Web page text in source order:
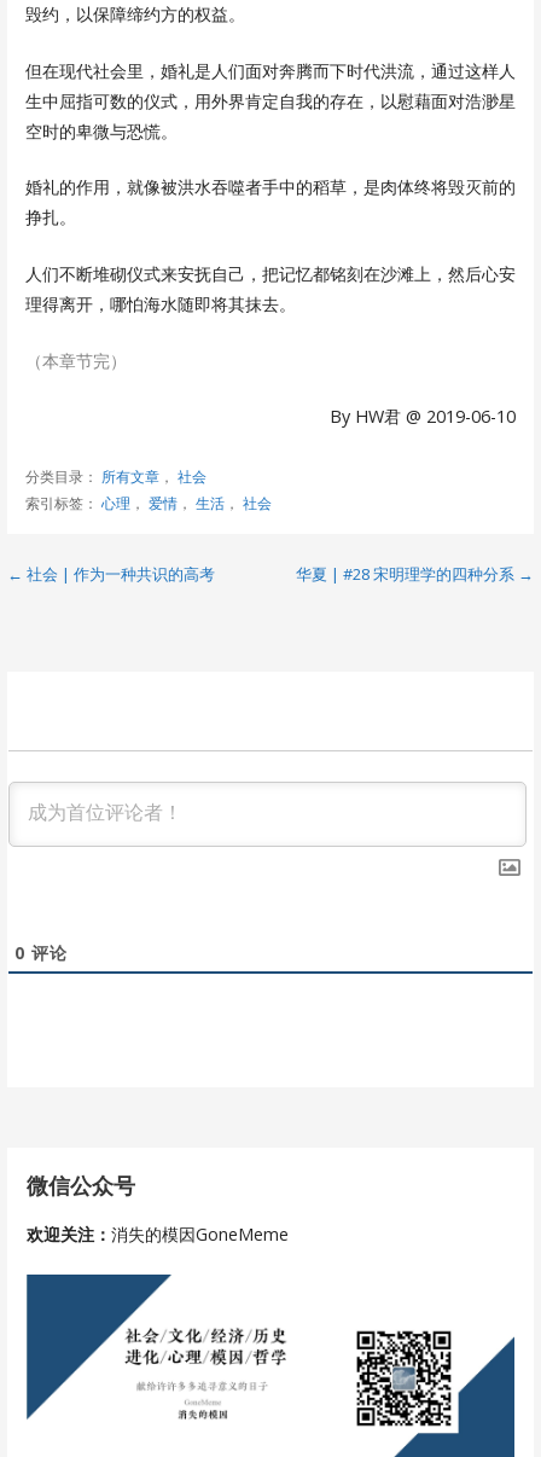
毁约，以保障缔约方的权益。
但在现代社会里，婚礼是人们面对奔腾而下时代洪流，通过这样人
生中屈指可数的仪式，用外界肯定自我的存在，以慰藉面对浩渺星
空时的卑微与恐慌。
婚礼的作用，就像被洪水吞噬者手中的稻草，是肉体终将毁灭前的
挣扎。
人们不断堆砌仪式来安抚自己，把记忆都铭刻在沙滩上，然后心安
理得离开，哪怕海水随即将其抹去。
（本章节完）
By HW君 @ 2019-06-10
分类目录： 所有文章， 社会
索引标签： 心理 ， 爱情， 生活， 社会
文
← 社会 | 作为一种共识的高考 华夏 | #28 宋明理学的四种分系 →
0 评论
微信公众号
欢迎关注：消失的模因GoneMeme